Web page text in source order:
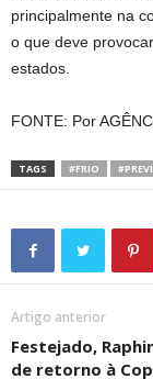
principalmente na
o que deve
estados.
FONTE: Por
TAGS #FRIO
Artigo anterior
Festejado,
de retorno à